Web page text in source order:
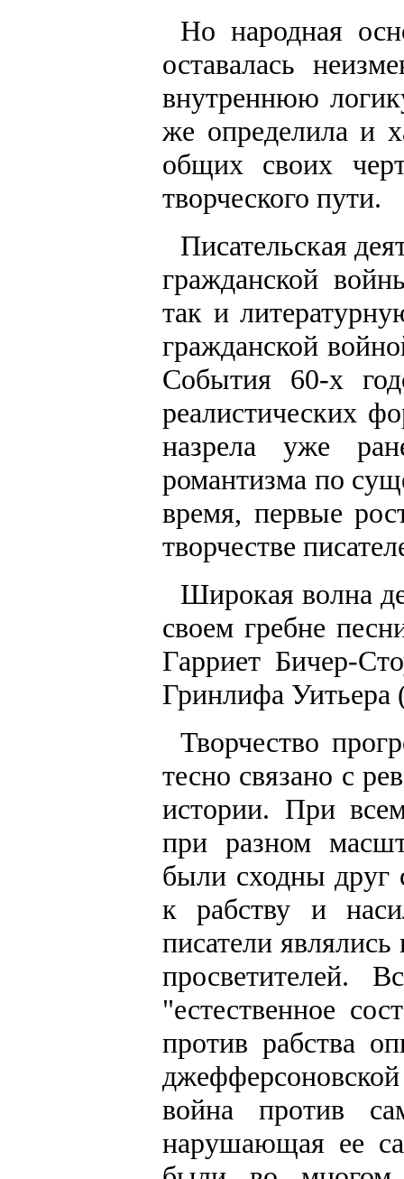
Но народная
оставалась
внутреннюю
же определила и
общих своих
творческого пути.
Писательская
гражданской
так и
гражданской
События 60-х
реалистических
назрела уже
романтизма по
время, первые
творчестве
Широкая волна
своем гребне
Гарриет Бичер-
Гринлифа Уитьера
Творчество
тесно связано с
истории. При
при разном
были сходны друг
к рабству и
писатели
просветителей.
"естественное
против рабства
война против
нарушающая ее